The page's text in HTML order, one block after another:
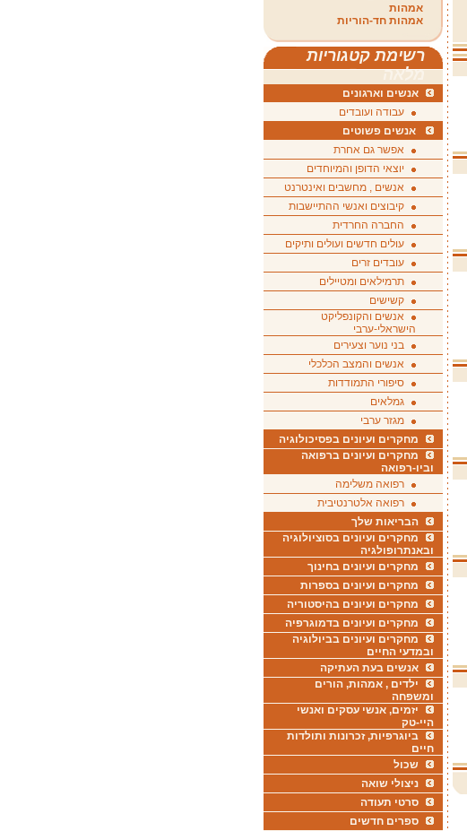
אמהות
אמהות חד-הוריות
רשימת קטגוריות
מלאה
אנשים וארגונים
עבודה ועובדים
אנשים פשוטים
אפשר גם אחרת
יוצאי הדופן והמיוחדים
אנשים , מחשבים ואינטרנט
קיבוצים ואנשי ההתיישבות
החברה החרדית
עולים חדשים ועולים ותיקים
עובדים זרים
תרמילאים ומטיילים
קשישים
אנשים והקונפליקט
הישראלי-ערבי
בני נוער וצעירים
אנשים והמצב הכלכלי
סיפורי התמודדות
גמלאים
מגזר ערבי
מחקרים ועיונים בפסיכולוגיה
מחקרים ועיונים ברפואה
וביו-רפואה
רפואה משלימה
רפואה אלטרנטיבית
הבריאות שלך
מחקרים ועיונים בסוציולוגיה
ובאנתרופולגיה
מחקרים ועיונים בחינוך
מחקרים ועיונים בספרות
מחקרים ועיונים בהיסטוריה
מחקרים ועיונים בדמוגרפיה
מחקרים ועיונים בביולוגיה
ובמדעי החיים
אנשים בעת העתיקה
ילדים , אמהות, הורים
ומשפחה
יזמים, אנשי עסקים ואנשי
היי-טק
ביוגרפיות, זכרונות ותולדות
חיים
שכול
ניצולי שואה
סרטי תעודה
ספרים חדשים